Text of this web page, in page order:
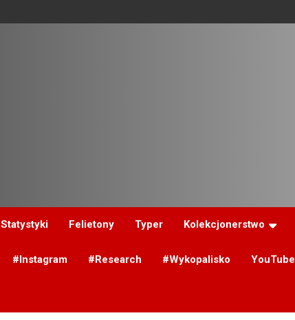
Statystyki Felietony Typer Kolekcjonerstwo
#Instagram #Research #Wykopalisko YouTube